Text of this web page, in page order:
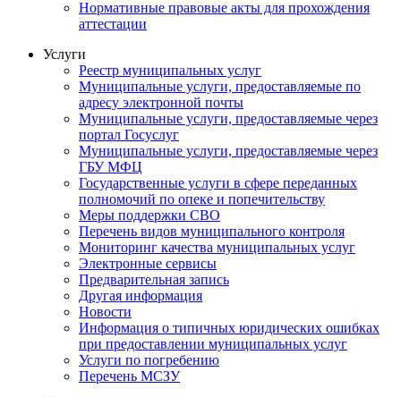
Нормативные правовые акты для прохождения
аттестации
Услуги
Реестр муниципальных услуг
Муниципальные услуги, предоставляемые по
адресу электронной почты
Муниципальные услуги, предоставляемые через
портал Госуслуг
Муниципальные услуги, предоставляемые через
ГБУ МФЦ
Государственные услуги в сфере переданных
полномочий по опеке и попечительству
Меры поддержки СВО
Перечень видов муниципального контроля
Мониторинг качества муниципальных услуг
Электронные сервисы
Предварительная запись
Другая информация
Новости
Информация о типичных юридических ошибках
при предоставлении муниципальных услуг
Услуги по погребению
Перечень МСЗУ